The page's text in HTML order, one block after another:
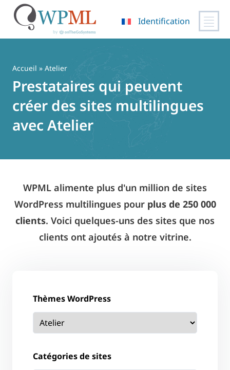
contenu
Identification
Accueil » Atelier
Prestataires qui peuvent
créer des sites multilingues
avec Atelier
WPML alimente plus d'un million de sites
WordPress multilingues pour plus de 250 000
clients. Voici quelques-uns des sites que nos
clients ont ajoutés à notre vitrine.
Thèmes WordPress
Catégories de sites